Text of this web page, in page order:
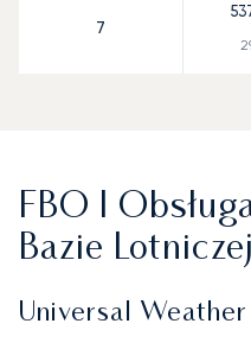
7
FBO I
Bazie
Universal